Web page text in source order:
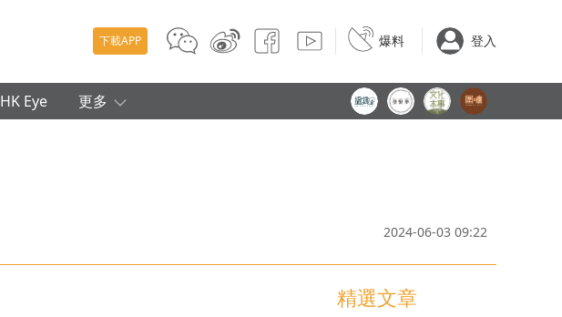
下載APP 爆料 登入
HK Eye 更多
2024-06-03 09:22
精選文章